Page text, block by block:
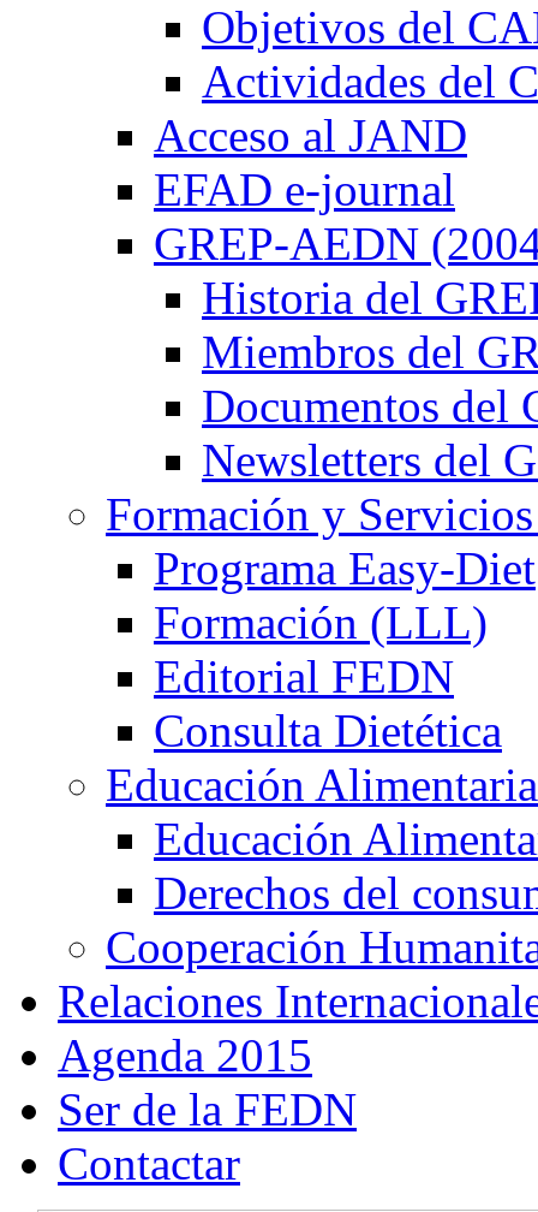
Objetivos del
Actividades del
Acceso al JAND
EFAD e-journal
GREP-AEDN
Historia del
Miembros del
Documentos del
Newsletters del
Formación y
Programa Easy-Diet
Formación (LLL)
Editorial FEDN
Consulta Dietética
Educación Alimentaria
Educación
Derechos del
Cooperación
Relaciones
Agenda 2015
Ser de la FEDN
Contactar